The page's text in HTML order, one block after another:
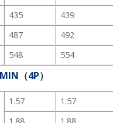
435
439
487
492
548 554
（4P）
1.57
1.57